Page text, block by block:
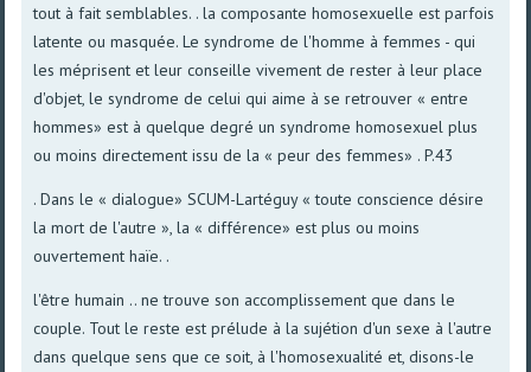
tout à fait semblables. . la composante homosexuelle est parfois
latente ou masquée. Le syndrome de l'homme à femmes - qui
les méprisent et leur conseille vivement de rester à leur place
d'objet, le syndrome de celui qui aime à se retrouver « entre
hommes» est à quelque degré un syndrome homosexuel plus
ou moins directement issu de la « peur des femmes» . P.43
. Dans le « dialogue» SCUM-Lartéguy « toute conscience désire
la mort de l'autre », la « différence» est plus ou moins
ouvertement haïe. .
l'être humain .. ne trouve son accomplissement que dans le
couple. Tout le reste est prélude à la sujétion d'un sexe à l'autre
dans quelque sens que ce soit, à l'homosexualité et, disons-le